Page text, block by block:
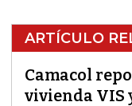
ARTÍCULO
Camacol
vivienda VIS